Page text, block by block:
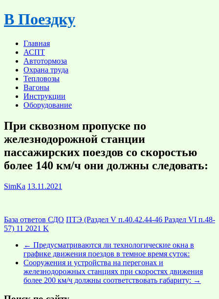
Skip
to
В Поездку
Главная
АСПТ
Автотормоза
Охрана труда
Тепловозы
Вагоны
Инструкции
Оборудование
При сквозном пропуске по
железнодорожной станции
пассажирских поездов со скоростью
более 140 км/ч они должны следовать:
SimKa 13.11.2021
База ответов СДО ПТЭ (Раздел V п.40.42.44-46 Раздел VI п.48-
57) 11 2021 K
← Предусматриваются ли технологические окна в
графике движения поездов в темное время суток:
Сооружения и устройства на перегонах и
железнодорожных станциях при скоростях движения
более 200 км/ч должны соответствовать габариту: →